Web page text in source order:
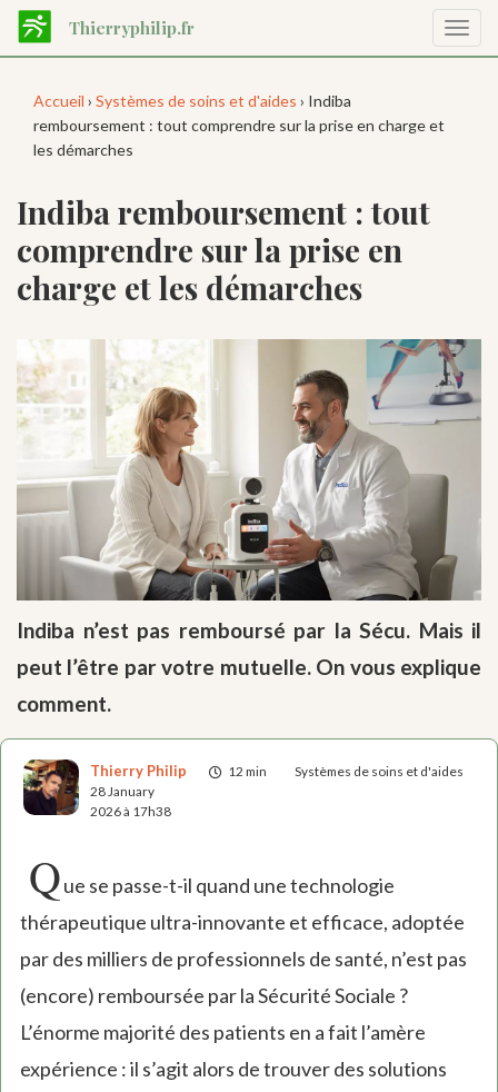
Aller
contenu
Thierryphilip.fr
la
Accueil › Systèmes de soins et d'aides › Indiba
remboursement : tout comprendre sur la prise en charge et
les démarches
Indiba remboursement : tout
comprendre sur la prise en
charge et les démarches
Indiba n’est pas remboursé par la Sécu. Mais il
peut l’être par votre mutuelle. On vous explique
comment.
12 min Systèmes de soins et d'aides
Thierry Philip
28 January
2026 à 17h38
Que se passe-t-il quand une technologie
thérapeutique ultra-innovante et efficace, adoptée
par des milliers de professionnels de santé, n’est pas
(encore) remboursée par la Sécurité Sociale ?
L’énorme majorité des patients en a fait l’amère
expérience : il s’agit alors de trouver des solutions